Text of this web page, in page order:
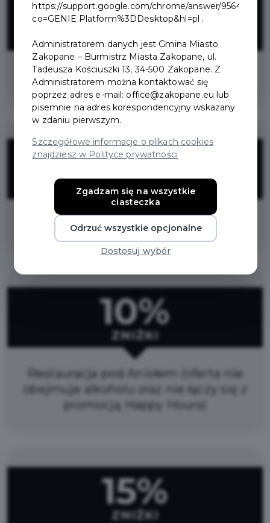
20%
ZNIŻKI
kort do squasha
15%
ZNIŻKI
siłownia
10%
ZNIŻKI
Restauracja pod Aniołem (oferta nie
obejmuje alkoholu oraz nie łączy się z
promocją Happy Hours)
15%
ZNIŻKI
https://support.google.com/chrome/answer/95647?
co=GENIE.Platform%3DDesktop&hl=pl .
Administratorem danych jest Gmina Miasto
Zakopane – Burmistrz Miasta Zakopane, ul.
Tadeusza Kościuszki 13, 34-500 Zakopane. Z
Administratorem można kontaktować się
poprzez adres e-mail: office@zakopane.eu lub
pisemnie na adres korespondencyjny wskazany
w zdaniu pierwszym.
Szczegółowe informacje o plikach cookies
znajdziesz w Polityce prywatności
Zgadzam się na wszystkie
ciasteczka
Odrzuć wszystkie opcjonalne
Dostosuj wybór